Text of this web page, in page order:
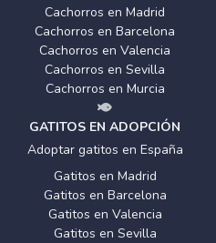
Cachorros en Madrid
Cachorros en Barcelona
Cachorros en Valencia
Cachorros en Sevilla
Cachorros en Murcia
GATITOS EN ADOPCIÓN
Adoptar gatitos en España
Gatitos en Madrid
Gatitos en Barcelona
Gatitos en Valencia
Gatitos en Sevilla